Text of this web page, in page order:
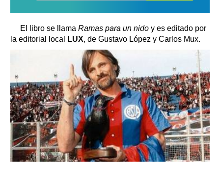
El libro se llama Ramas para un nido y es editado por
la editorial local
LUX, de Gustavo López y Carlos Mux.